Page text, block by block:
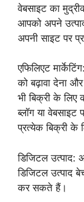
वेबसाइट का
आपको अपने
अपनी साइट पर
एफिलिएट
को बढ़ावा देना
भी बिक्री के
ब्लॉग या
प्रत्येक बिक्री के
डिजिटल
डिजिटल उत्पाद
कर सकते हैं।